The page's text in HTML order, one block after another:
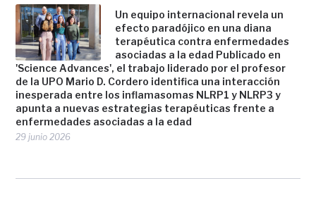
Un equipo internacional revela un
efecto paradójico en una diana
terapéutica contra enfermedades
asociadas a la edad Publicado en
'Science Advances', el trabajo liderado por el profesor
de la UPO Mario D. Cordero identifica una interacción
inesperada entre los inflamasomas NLRP1 y NLRP3 y
apunta a nuevas estrategias terapéuticas frente a
enfermedades asociadas a la edad
29 junio 2026